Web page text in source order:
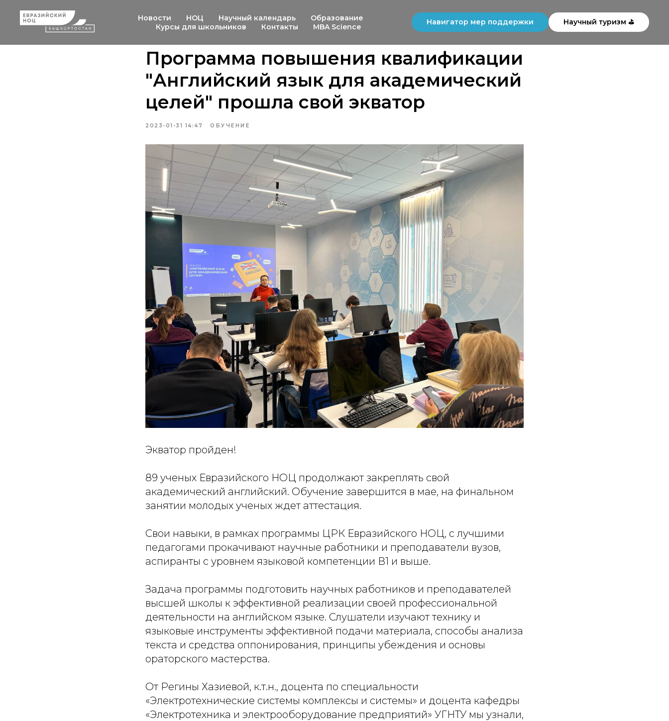
Новости НОЦ Научный календарь
Образование
Курсы для школьников
Контакты MBA Science
Навигатор мер поддержки Научный туризм ⛳
Программа повышения квалификации
"Английский язык для академический
целей" прошла свой экватор
2023-01-31 14:47 ОБУЧЕНИЕ
Экватор пройден!
89 ученых Евразийского НОЦ продолжают закреплять свой
академический английский. Обучение завершится в мае, на финальном
занятии молодых ученых ждет аттестация.
Свои навыки, в рамках программы ЦРК Евразийского НОЦ, с лучшими
педагогами прокачивают научные работники и преподаватели вузов,
аспиранты с уровнем языковой компетенции В1 и выше.
Задача программы подготовить научных работников и преподавателей
высшей школы к эффективной реализации своей профессиональной
деятельности на английском языке. Слушатели изучают технику и
языковые инструменты эффективной подачи материала, способы анализа
текста и средства оппонирования, принципы убеждения и основы
ораторского мастерства.
От Регины Хазиевой, к.т.н., доцента по специальности
«Электротехнические системы комплексы и системы» и доцента кафедры
«Электротехника и электрооборудование предприятий» УГНТУ мы узнали,